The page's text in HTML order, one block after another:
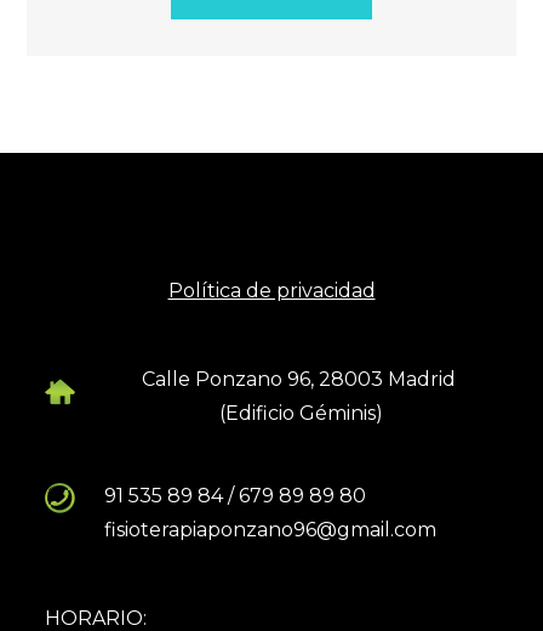
Política de privacidad
Calle Ponzano 96, 28003 Madrid
(Edificio Géminis)
91 535 89 84 / 679 89 89 80
fisioterapiaponzano96@gmail.com
HORARIO: